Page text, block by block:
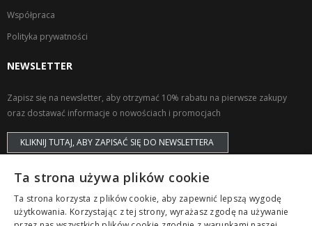
Współpraca
Polityka prywatności
NEWSLETTER
Zapisz się na newsletter, aby otrzymać 10% rabatu na pierwsze zakupy
oraz dostawać informacje o nowościach i promocjach
KLIKNIJ TUTAJ, ABY ZAPISAĆ SIĘ DO NEWSLETTERA
Ta strona używa plików cookie
Ta strona korzysta z plików cookie, aby zapewnić lepszą wygodę
użytkowania. Korzystając z tej strony, wyrażasz zgodę na używanie